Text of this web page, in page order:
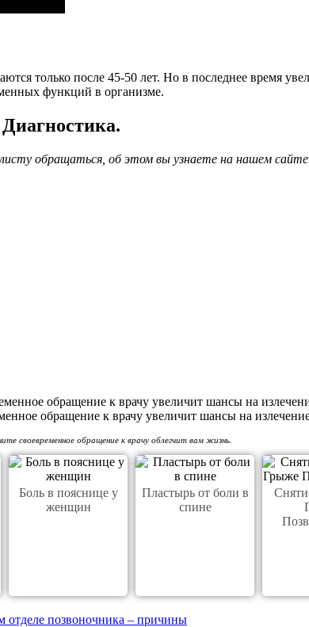
только после 45-50 лет. Но в последнее время
функций в организме.
обращаться, об этом вы узнаете на нашем
обращение к врачу увеличит шансы на
своевременное обращение к врачу облегчит вам жизнь.
Боль в пояснице у
женщин
Пластырь от боли в
спине
отделе позвоночника – причины